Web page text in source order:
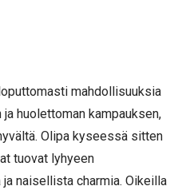
mahdollisuuksia
huolettoman kampauksen,
Olipa kyseessä sitten
tuovat lyhyeen
naisellista charmia. Oikeilla